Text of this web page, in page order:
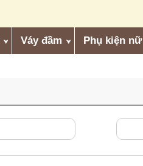
Váy đầm Phụ kiện nữ